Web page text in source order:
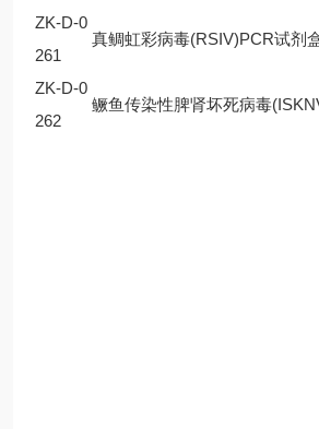
ZK-D-0
261
真鲷虹彩病毒(RSIV)PCR试剂
ZK-D-0
262
鳜鱼传染性脾肾坏死病毒